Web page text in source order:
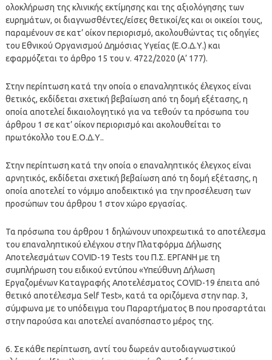
ολοκλήρωση της κλινικής εκτίμησης και της αξιολόγησης των
ευρημάτων, οι διαγνωσθέντες/είσες θετικοί/ες και οι οικείοι τους,
παραμένουν σε κατ’ οίκον περιορισμό, ακολουθώντας τις οδηγίες
του Εθνικού Οργανισμού Δημόσιας Υγείας (Ε.Ο.Δ.Υ.) και
εφαρμόζεται το άρθρο 15 του ν. 4722/2020 (Α’ 177).
Στην περίπτωση κατά την οποία ο επαναληπτικός έλεγχος είναι
θετικός, εκδίδεται σχετική βεβαίωση από τη δομή εξέτασης, η
οποία αποτελεί δικαιολογητικό για να τεθούν τα πρόσωπα του
άρθρου 1 σε κατ’ οίκον περιορισμό και ακολουθείται το
πρωτόκολλο του Ε.Ο.Δ.Υ..
Στην περίπτωση κατά την οποία ο επαναληπτικός έλεγχος είναι
αρνητικός, εκδίδεται σχετική βεβαίωση από τη δομή εξέτασης, η
οποία αποτελεί το νόμιμο αποδεικτικό για την προσέλευση των
προσώπων του άρθρου 1 στον χώρο εργασίας.
Τα πρόσωπα του άρθρου 1 δηλώνουν υποχρεωτικά το αποτέλεσμα
του επαναληπτικού ελέγχου στην Πλατφόρμα Δήλωσης
Αποτελεσμάτων COVID-19 Tests του Π.Σ. ΕΡΓΑΝΗ με τη
συμπλήρωση του ειδικού εντύπου «Υπεύθυνη Δήλωση
Εργαζομένων Καταγραφής Αποτελέσματος COVID-19 έπειτα από
θετικό αποτέλεσμα Self Test», κατά τα οριζόμενα στην παρ. 3,
σύμφωνα με το υπόδειγμα του Παραρτήματος Β που προσαρτάται
στην παρούσα και αποτελεί αναπόσπαστο μέρος της.
6. Σε κάθε περίπτωση, αντί του δωρεάν αυτοδιαγνωστικού